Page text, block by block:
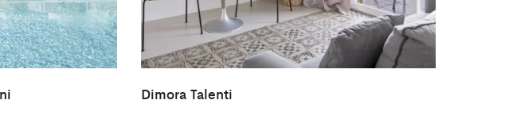
Dimora Talenti